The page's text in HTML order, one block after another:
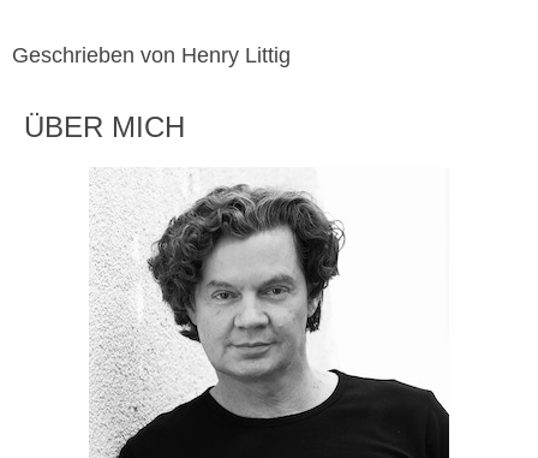
Geschrieben von Henry Littig
ÜBER MICH